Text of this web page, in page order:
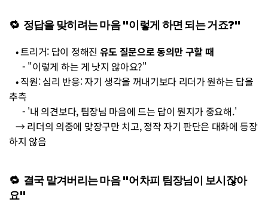
🔁  정답을 맞히려는 마음 "이렇게 하면 되는 거죠?"
   • 트리거: 답이 정해진
유도 질문으로 동의만 구할 때
      - "이렇게 하는 게 낫지 않아요?"
   • 직원: 심리 반응: 자기 생각을 꺼내기보다 리더가 원하는 답을
추측
      - '내 의견보다, 팀장님 마음에 드는 답이 뭔지가 중요해.'
   → 리더의 의중에 맞장구만 치고, 정작 자기 판단은 대화에 등장
하지 않음
🔁  결국 맡겨버리는 마음 "어차피 팀장님이 보시잖아
요"